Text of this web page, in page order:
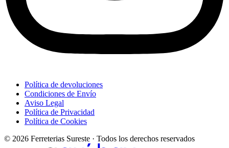
Política de devoluciones
Condiciones de Envío
Aviso Legal
Política de Privacidad
Política de Cookies
© 2026 Ferreterias Sureste · Todos los derechos reservados